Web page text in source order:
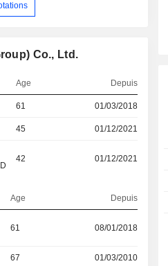
Co., Ltd.
Age Depuis
61 01/03/2018
45 01/12/2021
42 01/12/2021
Age Depuis
61 08/01/2018
67 01/03/2010